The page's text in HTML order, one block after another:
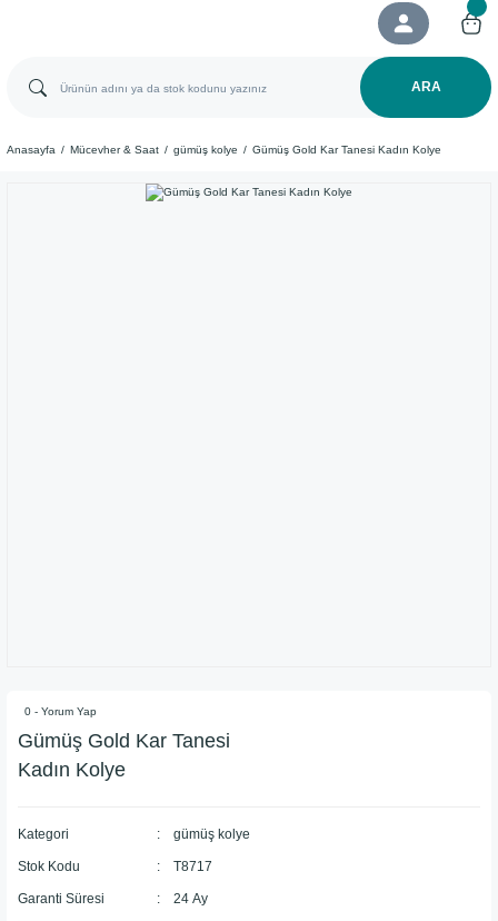
ARA
Anasayfa Mücevher & Saat gümüş kolye Gümüş Gold Kar Tanesi Kadın Kolye
0 - Yorum Yap
Gümüş Gold Kar Tanesi
Kadın Kolye
Kategori gümüş kolye
Stok Kodu T8717
Garanti Süresi 24 Ay